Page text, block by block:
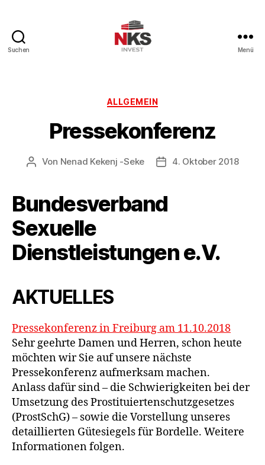
Suchen
INVEST
Menü
Kategorien
ALLGEMEIN
Pressekonferenz
Beitragsautor
Von Nenad Kekenj -Seke Beitragsdatum
4. Oktober 2018
Bundesverband
Sexuelle
Dienstleistungen e.V.
AKTUELLES
Pressekonferenz in Freiburg am 11.10.2018
Sehr geehrte Damen und Herren, schon heute
möchten wir Sie auf unsere nächste
Pressekonferenz aufmerksam machen.
Anlass dafür sind – die Schwierigkeiten bei der
Umsetzung des Prostituiertenschutzgesetzes
(ProstSchG) – sowie die Vorstellung unseres
detaillierten Gütesiegels für Bordelle. Weitere
Informationen folgen.